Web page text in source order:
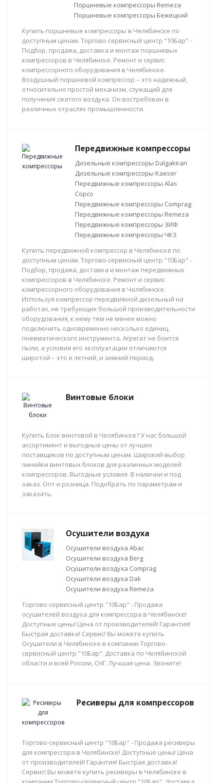
Поршневые компрессоры Remeza
Поршневые компрессоры Бежецкий
Купить поршневые компрессоры в Челябинске по
доступным ценам. Торгово-сервисный центр "10Бар" -
Подбор, продажа, доставка и монтаж поршневых
компрессоров в Челябинске. Ремонт и сервис
компрессорного оборудования в Челябинске.
Воздушный поршневой компрессор – это надежный,
относительно простой механизм, служащий для
получения сжатого воздуха. Он востребован в
различных отраслях промышленности.
Передвижные компрессоры
Дизельные компрессоры Dalgakiran
Дизельные компрессоры Kaeser
Передвижные компрессоры Alas
Copco
Передвижные компрессоры Comprag
Передвижные компрессоры Remeza
Передвижные компрессоры ЗИФ
Передвижные компрессоры ЧКЗ
Купить передвижной компрессор в Челябинске по
доступным ценам. Торгово-сервисный центр "10Бар" -
Подбор, продажа, доставка и монтаж передвижных
компрессоров в Челябинске. Ремонт и сервис
компрессорного оборудования в Челябинске.
Используя компрессор передвижной дизельный на
работах, не требующих большой производительности
оборудования, к нему тем не менее можно
подключить одновременно несколько единиц
пневматического инструмента. Агрегат не боится
пыли, а условия его эксплуатации отличаются
широтой – это и летний, и зимний период.
Винтовые блоки
Купить Блок винтовой в Челябинске? У нас большой
ассортимент и выгодные цены от лучших
поставщиков по доступным ценам. Широкий выбор
линейки винтовых блоков для различных моделей
компрессоров. Выгодные условия. В наличии и под
заказ. Опт и розница. Подобрать по параметрам и
заказать.
Осушители воздуха
Осушители воздуха Abac
Осушители воздуха Berg
Осушители воздуха Comprag
Осушители воздуха Dali
Осушители воздуха Remeza
Торгово-сервисный центр "10Бар" - Продажа
осушителей воздуха для компрессора в Челябинске!
Доступные цены! Цена от производителей! Гарантия!
Быстрая доставка! Сервис! Вы можете купить
Осушители в Челябинске в компании Торгово-
сервисный центр "10Бар". Доставка по Челябинской
области и всей России, СНГ. Лучшая цена. Звоните!
Ресиверы для компрессоров
Торгово-сервисный центр "10Бар" - Продажа ресиверы
для компрессора в Челябинске! Доступные цены! Цена
от производителей! Гарантия! Быстрая доставка!
Сервис! Вы можете купить ресиверы в Челябинске в